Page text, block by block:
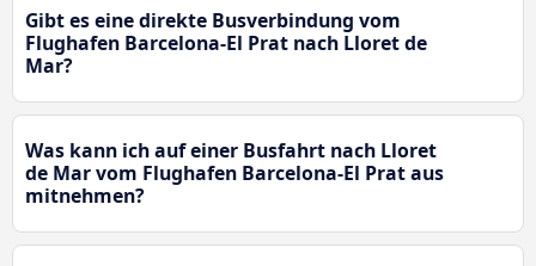
Gibt es eine direkte Busverbindung vom
Flughafen Barcelona-El Prat nach Lloret de
Mar?
Was kann ich auf einer Busfahrt nach Lloret
de Mar vom Flughafen Barcelona-El Prat aus
mitnehmen?